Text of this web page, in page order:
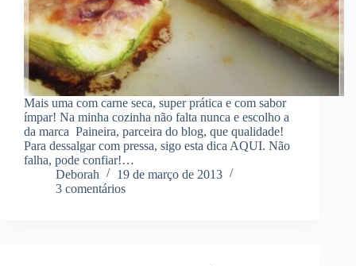
Mais uma com carne seca, super prática e com sabor
ímpar! Na minha cozinha não falta nunca e escolho a
da marca Paineira, parceira do blog, que qualidade!
Para dessalgar com pressa, sigo esta dica AQUI. Não
falha, pode confiar!…
Deborah
19 de março de 2013
3 comentários